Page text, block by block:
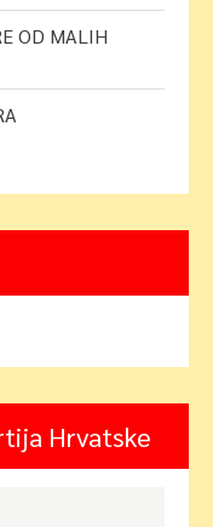
OD MALIH
Hrvatske